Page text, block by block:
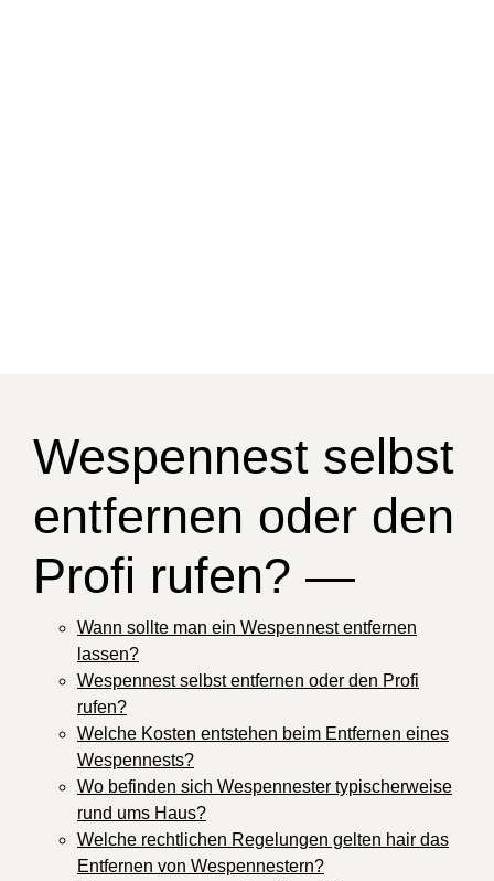
Wespennest selbst
entfernen oder den
Profi rufen? —
Wann sollte man ein Wespennest entfernen
lassen?
Wespennest selbst entfernen oder den Profi
rufen?
Welche Kosten entstehen beim Entfernen eines
Wespennests?
Wo befinden sich Wespennester typischerweise
rund ums Haus?
Welche rechtlichen Regelungen gelten hair das
Entfernen von Wespennestern?